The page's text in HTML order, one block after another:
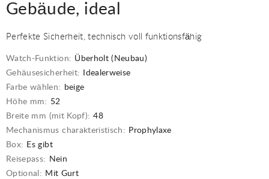
Gebäude, ideal
Perfekte Sicherheit, technisch voll funktionsfähig
Watch-Funktion: Überholt (Neubau)
Gehäusesicherheit:
Idealerweise
Farbe wählen:
beige
Höhe mm: 52
Breite mm (mit Kopf): 48
Mechanismus charakteristisch: Prophylaxe
Box: Es gibt
Reisepass:
Nein
Optional: Mit Gurt